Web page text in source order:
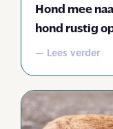
Hond mee
hond rustig
— Lees verder